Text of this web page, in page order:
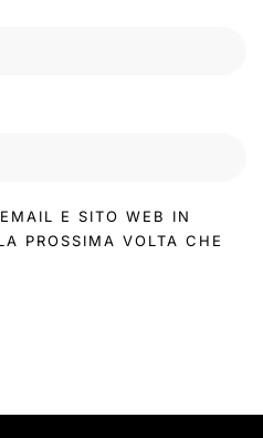
E SITO WEB IN
PROSSIMA VOLTA CHE